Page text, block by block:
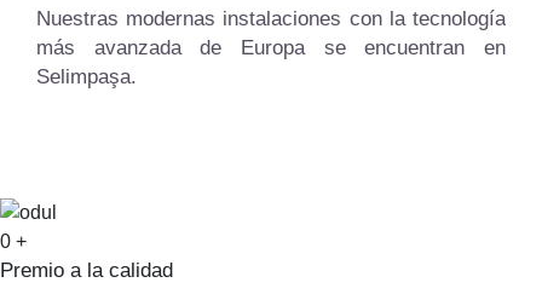
Nuestras modernas instalaciones con la tecnología
más avanzada de Europa se encuentran en
Selimpaşa.
0 +
Premio a la calidad